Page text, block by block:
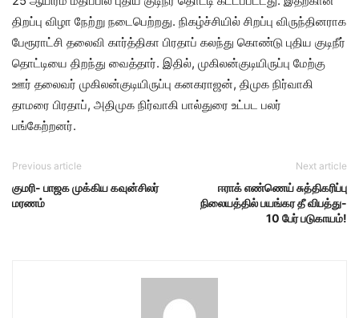
திறப்பு விழா நேற்று நடைபெற்றது. நிகழ்ச்சியில் சிறப்பு விருந்தினராக
பேரூராட்சி தலைவி கார்த்திகா பிரதாப் கலந்து கொண்டு புதிய குடிநீர்
தொட்டியை திறந்து வைத்தார். இதில், முகிலன்குடியிருப்பு மேற்கு
ஊர் தலைவர் முகிலன்குடியிருப்பு கனகராஜன், திமுக நிர்வாகி
தாமரை பிரதாப், அதிமுக நிர்வாகி பால்துரை உட்பட பலர்
பங்கேற்றனர்.
Previous article
குமரி- பாஜக முக்கிய கவுன்சிலர்
மரணம்
Next article
ஈராக் எண்ணெய் சுத்திகரிப்பு
நிலையத்தில் பயங்கர தீ விபத்து-
10 பேர் படுகாயம்!